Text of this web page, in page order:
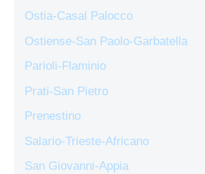
Ostia-Casal Palocco
Ostiense-San Paolo-Garbatella
Parioli-Flaminio
Prati-San Pietro
Prenestino
Salario-Trieste-Africano
San Giovanni-Appia